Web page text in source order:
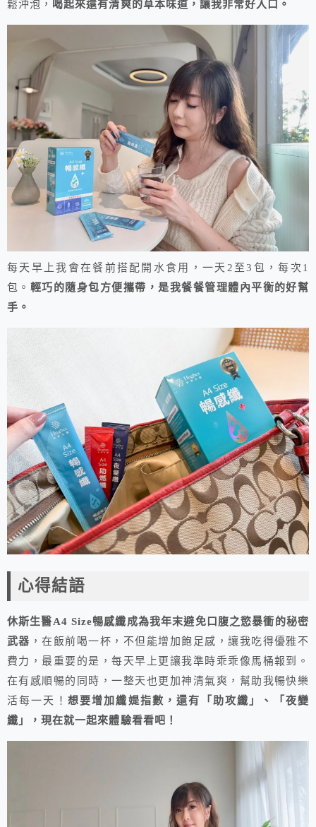
鬆沖泡， 喝起來還有清爽的草本味道，讓我非常好入口。
每天早上我會在餐前搭配開水食用，一天2至3包，每次1
包。 輕巧的隨身包方便攜帶，是我餐餐管理體內平衡的好幫
手。
心得結語
休斯生醫A4 Size暢感纖成為我年末避免口腹之慾暴衝的秘密
武器 ，在飯前喝一杯，不但能增加飽足感，讓我吃得優雅不
費力，最重要的是，每天早上更讓我準時乖乖像馬桶報到。
在有感順暢的同時，一整天也更加神清氣爽，幫助我暢快樂
活每一天！ 想要增加纖媞指數，還有「助攻纖」、「夜變
纖」，現在就一起來體驗看看吧！